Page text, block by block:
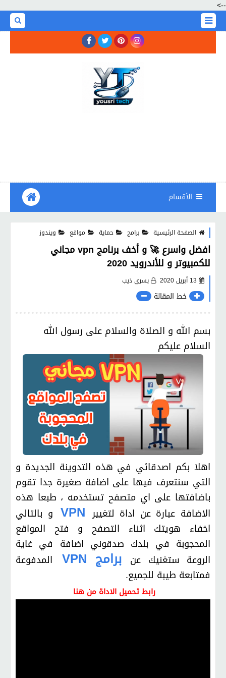
-->
الأقسام
الصفحة الرئيسية برامج حماية مواقع ويندوز
افضل واسرع 🚀 و أخف برنامج vpn مجاني
للكمبيوتر و للأندرويد 2020
13 أبريل 2020 يسري ذيب
خط المقالة
بسم الله و الصلاة والسلام على رسول الله
السلام عليكم
اهلا بكم اصدقائي في هذه التدوينة الجديدة و
التي سنتعرف فيها على اضافة صغيرة جدا تقوم
باضافتها على اي متصفح تستخدمه ، طبعا هذه
الاضافة عبارة عن اداة لتغيير VPN و بالتالي
اخفاء هويتك اثناء التصفح و فتح المواقع
المحجوبة في بلدك صدقوني اضافة في غاية
الروعة ستغنيك عن برامج VPN
المدفوعة
فمتابعة طيبة للجميع.
رابط تحميل الاداة من هنا